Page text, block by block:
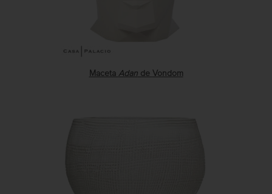
Maceta Adande Vondom